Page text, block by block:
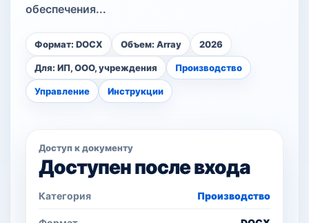
обеспечения...
Формат: DOCX Объем: Array 2026
Для: ИП, ООО, учреждения Производство
Управление Инструкции
Доступ к документу
Доступен после входа
Категория Производство